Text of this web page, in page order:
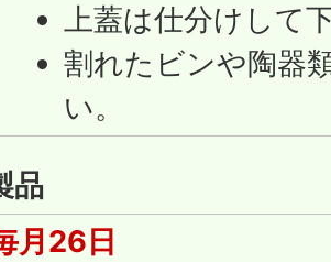
上蓋は仕分けして
割れたビンや陶器
い。
品
月26日